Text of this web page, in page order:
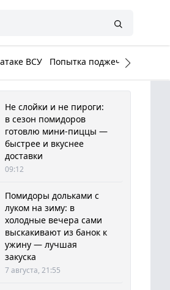
ВСУ Попытка поджечь Белый
Не слойки и не пироги:
в сезон помидоров
готовлю мини-пиццы —
быстрее и вкуснее
доставки
09:12
Помидоры дольками с
луком на зиму: в
холодные вечера сами
выскакивают из банок к
ужину — лучшая
закуска
7 августа, 21:55